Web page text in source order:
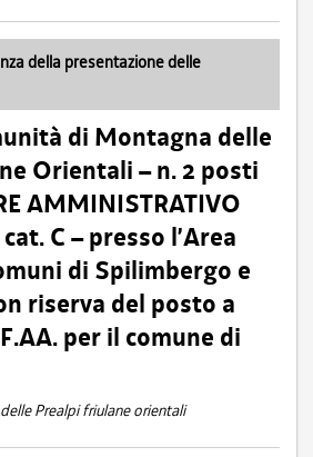
della presentazione delle
di Montagna delle
Orientali – n. 2 posti
AMMINISTRATIVO
C – presso l’Area
di Spilimbergo e
riserva del posto a
per il comune di
Prealpi friulane orientali